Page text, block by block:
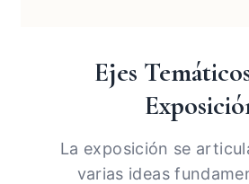
Ejes
La exposición se
varias ideas